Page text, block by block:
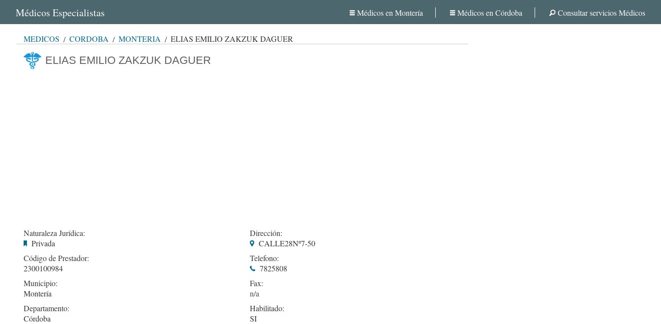
Médicos Especialistas Médicos en Montería Médicos en Córdoba Consultar servicios Médicos
MÉDICOS CÓRDOBA MONTERÍA ELIAS EMILIO ZAKZUK DAGUER
ELIAS EMILIO ZAKZUK DAGUER
Naturaleza Jurídica:
Privada
Código de Prestador:
2300100984
Municipio:
Montería
Departamento:
Córdoba
Dirección:
CALLE28Nº7-50
Telefono:
7825808
Fax:
Habilitado:
SI